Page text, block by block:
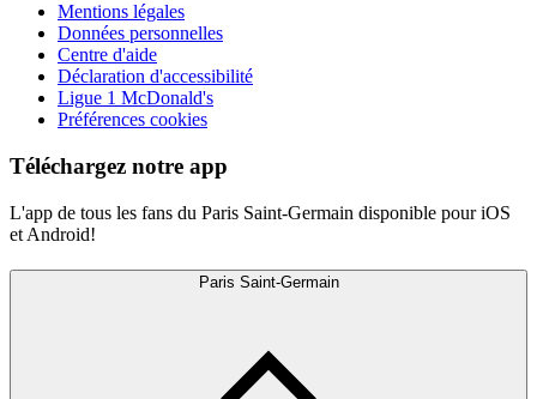
Mentions légales
Données personnelles
Centre d'aide
Déclaration d'accessibilité
Ligue 1 McDonald's
Préférences cookies
Téléchargez notre app
L'app de tous les fans du Paris Saint-Germain disponible pour iOS
et Android!
Paris Saint-Germain